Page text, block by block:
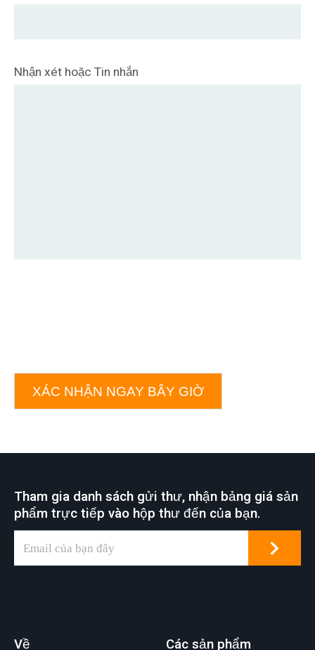
Nhận xét hoặc Tin nhắn
XÁC NHẬN NGAY BÂY GIỜ
Tham gia danh sách gửi thư, nhận bảng giá sản
phẩm trực tiếp vào hộp thư đến của bạn.
Về
Các sản phẩm